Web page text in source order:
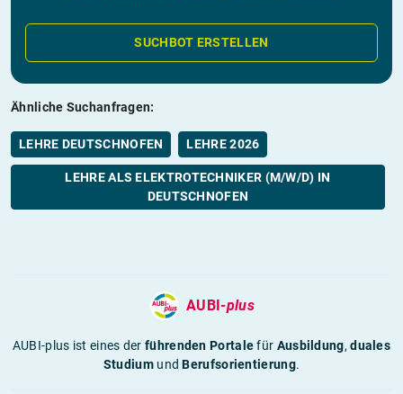
SUCHBOT ERSTELLEN
Ähnliche Suchanfragen:
LEHRE DEUTSCHNOFEN LEHRE 2026
LEHRE ALS ELEKTROTECHNIKER (M/W/D) IN
DEUTSCHNOFEN
AUBI-plus
AUBI-plus ist eines derführenden Portalefür Ausbildung,duales
StudiumundBerufsorientierung.